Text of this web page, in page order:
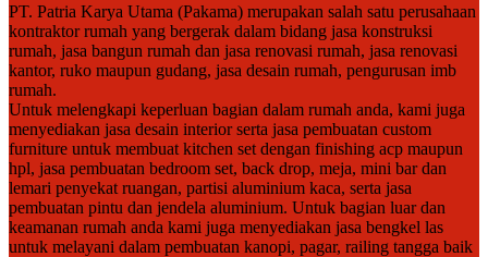
PT. Patria Karya Utama (Pakama) merupakan salah satu perusahaan
kontraktor rumah yang bergerak dalam bidang jasa konstruksi
rumah, jasa bangun rumah dan jasa renovasi rumah, jasa renovasi
kantor, ruko maupun gudang, jasa desain rumah, pengurusan imb
rumah.
Untuk melengkapi keperluan bagian dalam rumah anda, kami juga
menyediakan jasa desain interior serta jasa pembuatan custom
furniture untuk membuat kitchen set dengan finishing acp maupun
hpl, jasa pembuatan bedroom set, back drop, meja, mini bar dan
lemari penyekat ruangan, partisi aluminium kaca, serta jasa
pembuatan pintu dan jendela aluminium. Untuk bagian luar dan
keamanan rumah anda kami juga menyediakan jasa bengkel las
untuk melayani dalam pembuatan kanopi, pagar, railing tangga baik